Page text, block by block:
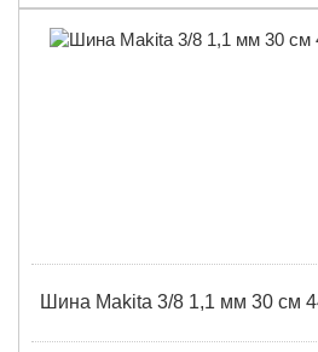
Шина Makita 3/8 1,1 мм 30 см